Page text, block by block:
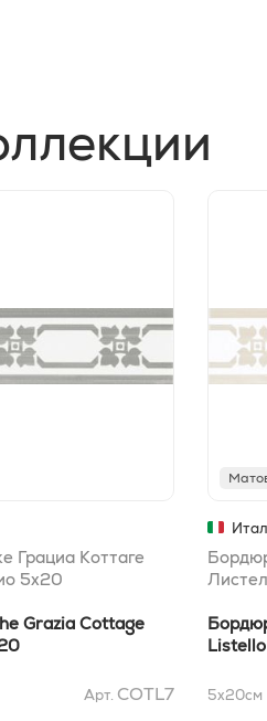
Грациа Коттаге
5x20
Grazia Cottage
Арт. COTL7 5x20см